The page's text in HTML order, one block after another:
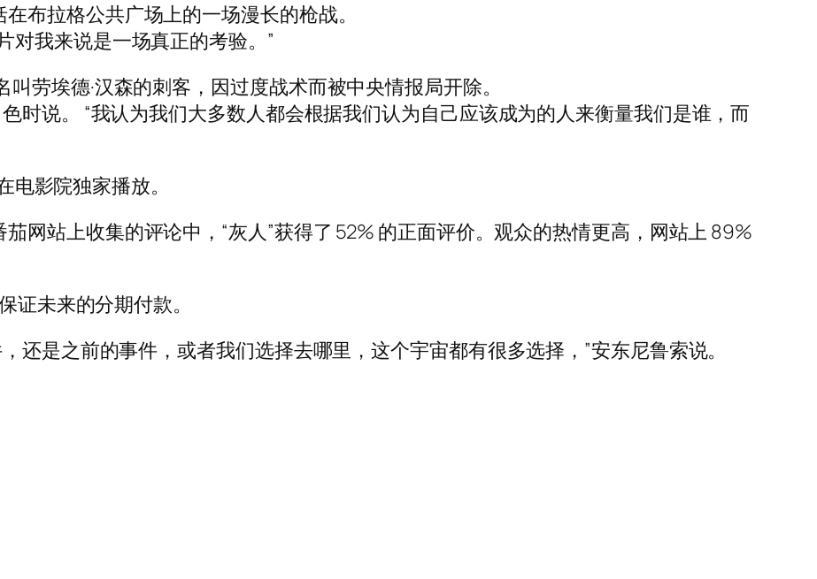
布拉格公共广场上的一场漫长的枪战。
对我来说是一场真正的考验。”
劳埃德·汉森的刺客，因过度战术而被中央情报局开除。
时说。 “我认为我们大多数人都会根据我们认为自己应该成为的人来衡量我们是谁，而
影院独家播放。
网站上收集的评论中，“灰人”获得了 52% 的正面评价。观众的热情更高，网站上 89%
证未来的分期付款。
还是之前的事件，或者我们选择去哪里，这个宇宙都有很多选择，”安东尼鲁索说。